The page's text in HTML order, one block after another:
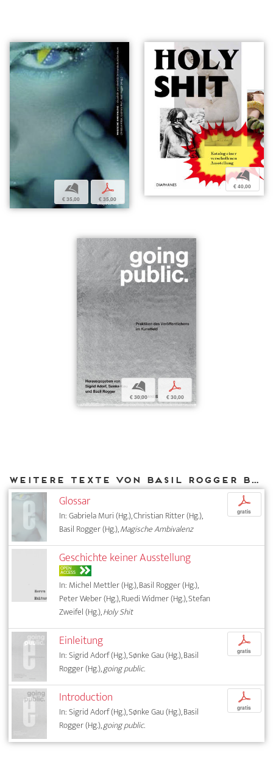
b
€ 35,00
p
€ 35,00
b
€ 40,00
b
€ 30,00
p
€ 30,00
Weitere Texte von Basil Rogger bei DIAPHANES
Glossar
In: Gabriela Muri (Hg.), Christian Ritter (Hg.),
Basil Rogger (Hg.),Magische Ambivalenz
p
gratis
Geschichte keiner Ausstellung
OPEN
ACCESS
In: Michel Mettler (Hg.), Basil Rogger (Hg.),
Peter Weber (Hg.), Ruedi Widmer (Hg.), Stefan
Zweifel (Hg.),Holy Shit
Einleitung
In: Sigrid Adorf (Hg.), Sønke Gau (Hg.), Basil
Rogger (Hg.),going public.
p
gratis
Introduction
In: Sigrid Adorf (Hg.), Sønke Gau (Hg.), Basil
Rogger (Hg.),going public.
p
gratis